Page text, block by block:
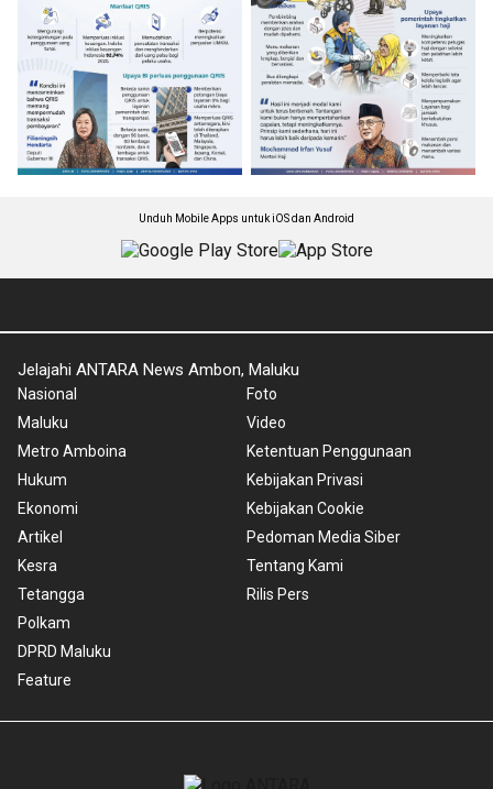
Unduh Mobile Apps untuk iOS dan Android
Jelajahi ANTARA News Ambon, Maluku
Nasional
Maluku
Metro Amboina
Hukum
Ekonomi
Artikel
Kesra
Tetangga
Polkam
DPRD Maluku
Feature
Foto
Video
Ketentuan Penggunaan
Kebijakan Privasi
Kebijakan Cookie
Pedoman Media Siber
Tentang Kami
Rilis Pers